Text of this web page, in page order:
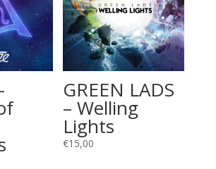
GREEN LADS
– Welling
Lights
€15,00